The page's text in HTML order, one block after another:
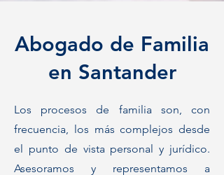
Abogado de Familia
en Santander
Los procesos de familia son, con
frecuencia, los más complejos desde
el punto de vista personal y jurídico.
Asesoramos y representamos a